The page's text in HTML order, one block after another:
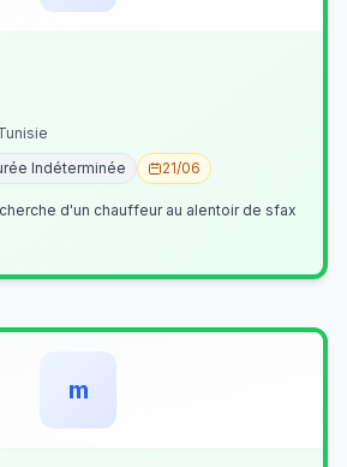
Indéterminée
21/06
d'un chauffeur au alentoir de sfax
m